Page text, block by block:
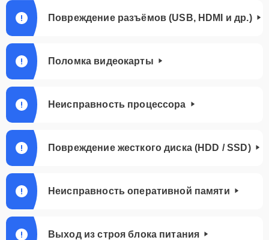
Повреждение разъёмов (USB, HDMI и др.)
Поломка видеокарты
Неисправность процессора
Повреждение жесткого диска (HDD / SSD)
Неисправность оперативной памяти
Выход из строя блока питания